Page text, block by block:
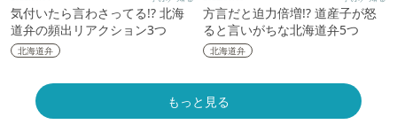
気付いたら言わさってる!? 北海
道弁の頻出リアクション3つ
北海道弁
方言だと迫力倍増!? 道産子が怒
ると言いがちな北海道弁5つ
北海道弁
もっと見る